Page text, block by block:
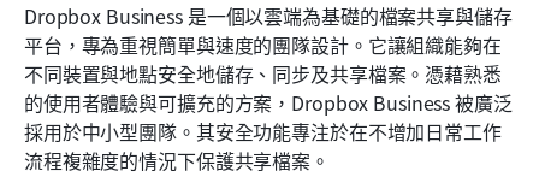
Dropbox Business 是一個以雲端為基礎的檔案共享與儲存
平台，專為重視簡單與速度的團隊設計。它讓組織能夠在
不同裝置與地點安全地儲存、同步及共享檔案。憑藉熟悉
的使用者體驗與可擴充的方案，Dropbox Business 被廣泛
採用於中小型團隊。其安全功能專注於在不增加日常工作
流程複雜度的情況下保護共享檔案。